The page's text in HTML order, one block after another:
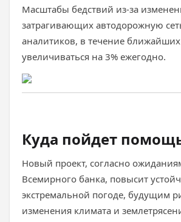
Масштабы бедствий из-за
затрагивающих автодорожную
аналитиков, в течение ближайших
увеличиваться на 3% ежегодно.
Куда пойдет
Новый проект, согласно
Всемирного банка, повысит
экстремальной погоде, будущим
изменения климата и